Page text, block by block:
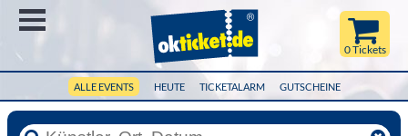
ALLE EVENTS HEUTE TICKETALARM GUTSCHEINE
0 Tickets